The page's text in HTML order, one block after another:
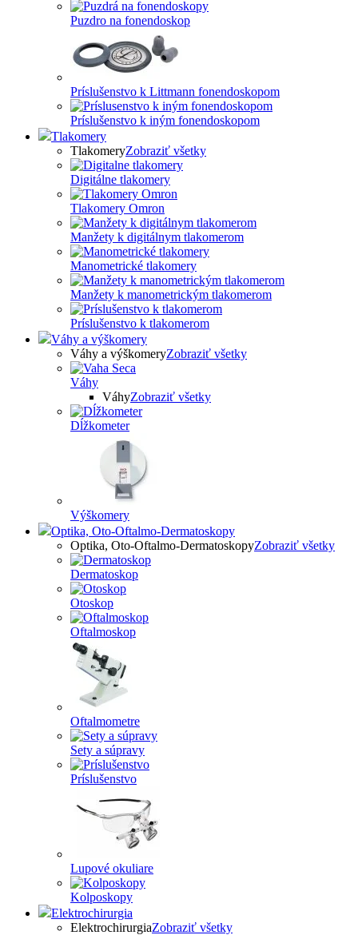
Puzdro na fonendoskop
Príslušenstvo k Littmann fonendoskopom
Príslušenstvo k iným fonendoskopom
Tlakomery
TlakomeryZobraziť všetky
Digitálne tlakomery
Tlakomery Omron
Manžety k digitálnym tlakomerom
Manometrické tlakomery
Manžety k manometrickým tlakomerom
Príslušenstvo k tlakomerom
Váhy a výškomery
Váhy a výškomeryZobraziť všetky
Váhy
VáhyZobraziť všetky
Dĺžkometer
Výškomery
Optika, Oto-Oftalmo-Dermatoskopy
Optika, Oto-Oftalmo-DermatoskopyZobraziť všetky
Dermatoskop
Otoskop
Oftalmoskop
Oftalmometre
Sety a súpravy
Príslušenstvo
Lupové okuliare
Kolposkopy
Elektrochirurgia
ElektrochirurgiaZobraziť všetky